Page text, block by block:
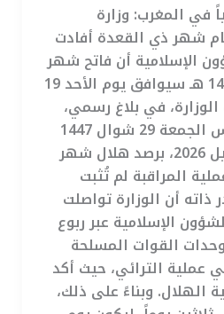
في المغرب: وزارة
شهر ذي القعدة أفادت
الإسلامية أن فاتح شهر
ذي القعدة لسنة 1447 هـ سيوافق يوم الأحد 19
الوزارة، في بلاغ رسمي،
أنها قامت مساء أمس الجمعة 29 شوال 1447
هـ، الموافق لـ17 أبريل 2026، برصد هلال شهر
المراقبة لم تُثبت
أن الوزارة تواصلت
الإسلامية عبر ربوع
القوات المسلحة
عملية الترائي، حيث أكد
الهلال. وبناءً على ذلك،